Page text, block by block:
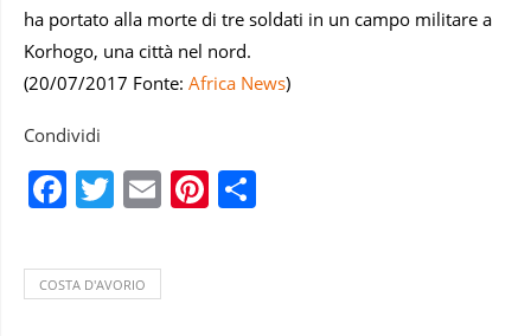
ha portato alla morte di tre soldati in un campo militare a
Korhogo, una città nel nord.
(20/07/2017 Fonte: Africa News)
Condividi
Facebook
Twitter
EmailPinterest
COSTA D'AVORIO